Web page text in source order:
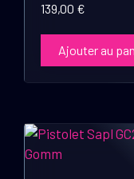
139,00 €
Ajouter au